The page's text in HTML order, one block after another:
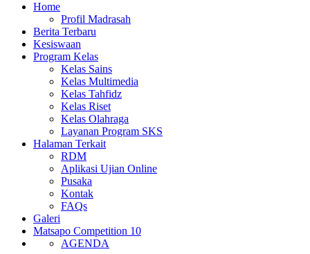
Home
Profil Madrasah
Berita Terbaru
Kesiswaan
Program Kelas
Kelas Sains
Kelas Multimedia
Kelas Tahfidz
Kelas Riset
Kelas Olahraga
Layanan Program SKS
Halaman Terkait
RDM
Aplikasi Ujian Online
Pusaka
Kontak
FAQs
Galeri
Matsapo Competition 10
AGENDA